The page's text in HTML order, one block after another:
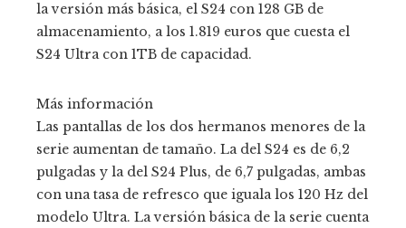
la versión más básica, el S24 con 128 GB de
almacenamiento, a los 1.819 euros que cuesta el
S24 Ultra con 1TB de capacidad.
Más información
Las pantallas de los dos hermanos menores de la
serie aumentan de tamaño. La del S24 es de 6,2
pulgadas y la del S24 Plus, de 6,7 pulgadas, ambas
con una tasa de refresco que iguala los 120 Hz del
modelo Ultra. La versión básica de la serie cuenta